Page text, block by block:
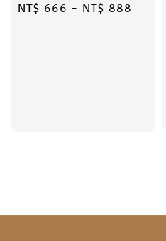
Regular
NT$ 666 - NT$ 888